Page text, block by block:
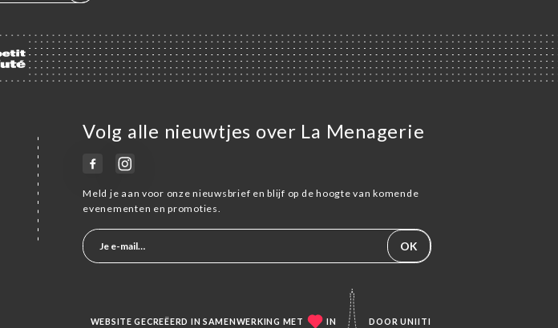
Volg alle nieuwtjes over La Menagerie
Meld je aan voor onze nieuwsbrief en blijf op de hoogte van komende
evenementen en promoties.
OK
WEBSITE GECREËERD IN SAMENWERKING MET IN DOORUNIITI